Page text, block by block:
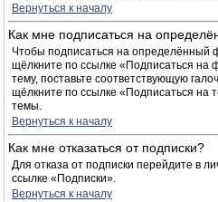
Вернуться к началу
Как мне подписаться на
Чтобы подписаться на определённый
щёлкните по ссылке «Подписаться на
тему, поставьте соответствующую
щёлкните по ссылке «Подписаться на
темы.
Вернуться к началу
Как мне отказаться от подписки?
Для отказа от подписки перейдите в
ссылке «Подписки».
Вернуться к началу